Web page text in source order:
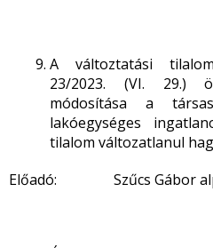
A változtatási
23/2023. (VI. 29.)
módosítása a
lakóegységes
tilalom változatlanul
Előadó: Szűcs Gábor